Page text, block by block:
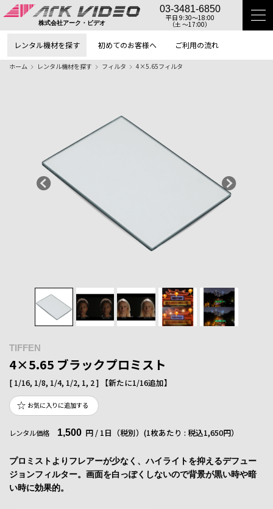
株式会社アーク・ビデオ
03-3481-6850
平日 9:30〜18:00
（土 〜17:00）
レンタル機材を探す 初めてのお客様へ ご利用の流れ
ホーム レンタル機材を探す フィルタ 4×5.65フィルタ
TIFFEN
4×5.65 ブラックプロミスト
[ 1/16, 1/8, 1/4, 1/2, 1, 2 ] 【新たに1/16追加】
お気に入りに追加する
レンタル価格 1,500 円 / 1日（税別） (1枚あたり : 税込1,650円）
プロミストよりフレアーが少なく、ハイライトを抑えるデフュー
ジョンフィルター。画面を白っぽくしないので背景が黒い時や暗
い時に効果的。